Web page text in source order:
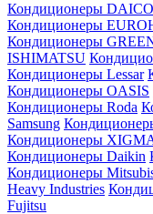
Кондиционеры
Кондиционеры
Кондиционеры
ISHIMATSU
Кондиционеры Lessar
Кондиционеры OASIS
Кондиционеры Roda
Samsung
Кондиционеры
Кондиционеры Daikin
Кондиционеры
Heavy Industries
Fujitsu